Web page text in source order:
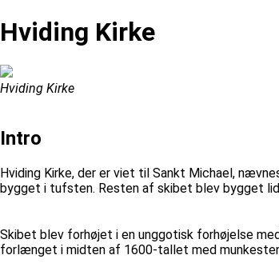
Hviding Kirke
Hviding Kirke
Intro
Hviding Kirke, der er viet til Sankt Michael,
bygget i tufsten. Resten af skibet blev bygget
Skibet blev forhøjet i en unggotisk forhøjelse
forlænget i midten af 1600-tallet med